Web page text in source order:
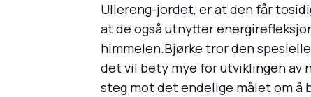
Ullereng-jordet, er at den får
at de også utnytter
himmelen.Bjørke tror den
det vil bety mye for utviklingen av
steg mot det endelige målet om å